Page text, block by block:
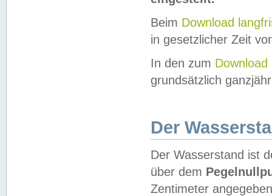
Beim Download
in gesetzlicher Zeit
In den zum Download
grundsätzlich
Der
Der Wasserstand ist
über dem
Zentimeter